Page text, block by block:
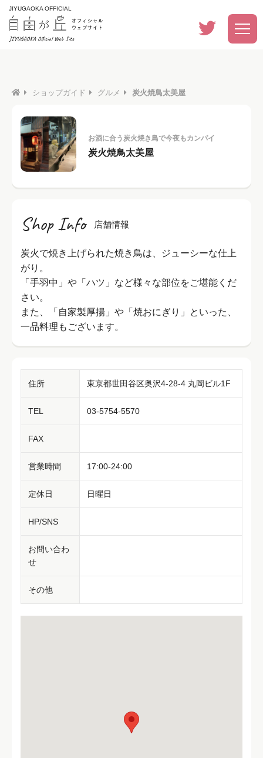
JIYUGAOKA OFFICIAL
ショップガイド グルメ 炭火焼鳥太美屋
お酒に合う炭火焼き鳥で今夜もカンパイ
炭火焼鳥太美屋
Shop Info 店舗情報
炭火で焼き上げられた焼き鳥は、ジューシーな仕上
がり。
「手羽中」や「ハツ」など様々な部位をご堪能くだ
さい。
また、「自家製厚揚」や「焼おにぎり」といった、
一品料理もございます。
住所 東京都世田谷区奥沢4-28-4 丸岡ビル1F
TEL 03-5754-5570
FAX
営業時間 17:00-24:00
定休日 日曜日
HP/SNS
お問い合わ
せ
その他